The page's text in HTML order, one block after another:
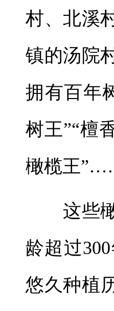
村、北溪
镇的汤院
拥有百年
树王”“檀
橄榄王
这些橄
龄超过
悠久种植